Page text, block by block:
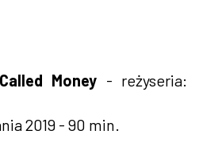
Money - reżyseria:
2019 - 90 min.